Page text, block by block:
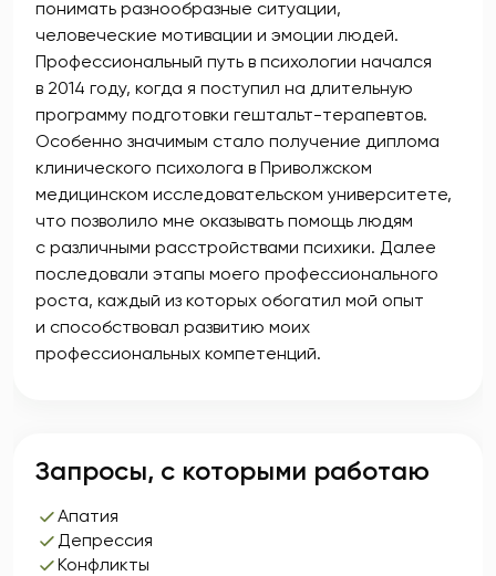
понимать разнообразные ситуации,
человеческие мотивации и эмоции людей.
Профессиональный путь в психологии начался
в 2014 году, когда я поступил на длительную
программу подготовки гештальт-терапевтов.
Особенно значимым стало получение диплома
клинического психолога в Приволжском
медицинском исследовательском университете,
что позволило мне оказывать помощь людям
с различными расстройствами психики. Далее
последовали этапы моего профессионального
роста, каждый из которых обогатил мой опыт
и способствовал развитию моих
профессиональных компетенций.
Запросы, с которыми работаю
Апатия
Депрессия
Конфликты